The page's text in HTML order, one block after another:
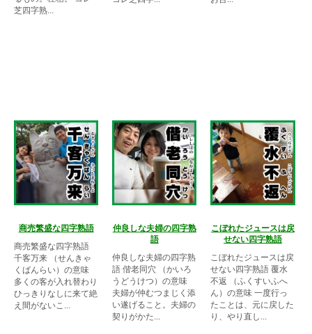
芝四字熟...
商売繁盛な四字熟語
商売繁盛な四字熟語
千客万来 （せんきゃ
くばんらい）の意味
多くの客が入れ替わり
ひっきりなしに来て絶
え間がないこ...
仲良しな夫婦の四字熟
語
仲良しな夫婦の四字熟
語 偕老同穴 （かいろ
うどうけつ）の意味
夫婦が仲むつまじく添
い遂げること。夫婦の
契りがかた...
こぼれたジュースは戻
せない四字熟語
こぼれたジュースは戻
せない四字熟語 覆水
不返 （ふくすいふへ
ん）の意味 一度行っ
たことは、元に戻した
り、やり直し...